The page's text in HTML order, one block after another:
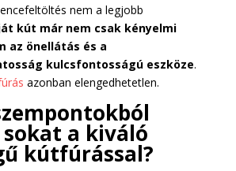
nem a legjobb
kút már nem csak kényelmi
az önellátás és a
kulcsfontosságú eszköze.
azonban elengedhetetlen.
a kiváló
kútfúrással?